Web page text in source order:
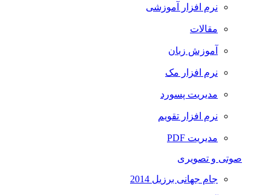
نرم افزار آموزشی
مقالات
آموزش زبان
نرم افزار مک
مدیریت پسورد
نرم افزار تقویم
مدیریت PDF
صوتی و تصویری
جام جهانی برزیل 2014